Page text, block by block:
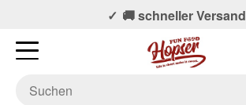
📞 Persönlicher Support🚚 schneller Versand